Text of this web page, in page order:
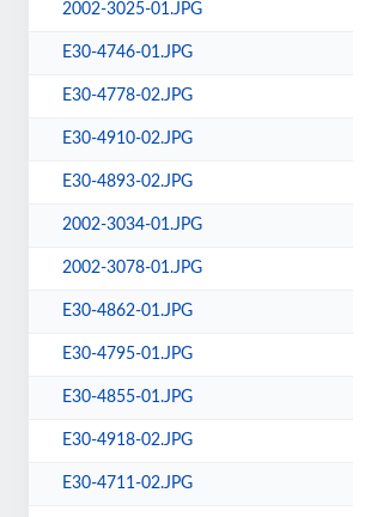
2002-3025-01.JPG
E30-4746-01.JPG
E30-4778-02.JPG
E30-4910-02.JPG
E30-4893-02.JPG
2002-3034-01.JPG
2002-3078-01.JPG
E30-4862-01.JPG
E30-4795-01.JPG
E30-4855-01.JPG
E30-4918-02.JPG
E30-4711-02.JPG